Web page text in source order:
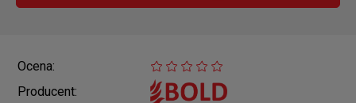
Ocena:
Producent: